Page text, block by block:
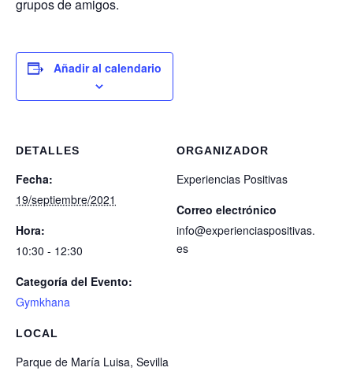
grupos de amigos.
Añadir al calendario
DETALLES
Fecha:
19/septiembre/2021
Hora:
10:30 - 12:30
Categoría del Evento:
Gymkhana
LOCAL
Parque de María Luisa, Sevilla
ORGANIZADOR
Experiencias Positivas
Correo electrónico
info@experienciaspositivas.
es